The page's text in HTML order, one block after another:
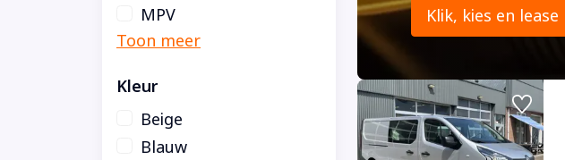
MPV
Kleur
Beige
Blauw
Klik, kies en lease